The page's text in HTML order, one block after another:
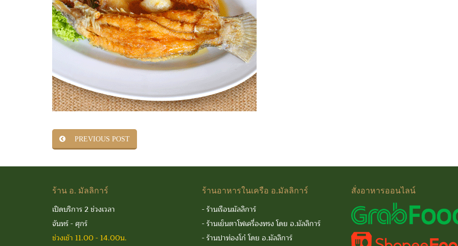
PREVIOUS POST
ร้าน อ. มัลลิการ์
เปิดบริการ 2 ช่วงเวลา
จันทร์ - ศุกร์
ช่วงเช้า 11.00 - 14.00น.
ร้านอาหารในเครือ อ.มัลลิการ์
-ร้านเรือนมัลลิการ์
-ร้านเย็นตาโฟเครื่องทรง โดย อ.มัลลิการ์
-ร้านปาท่องโก๋ โดย อ.มัลลิการ์
สั่งอาหารออนไลน์